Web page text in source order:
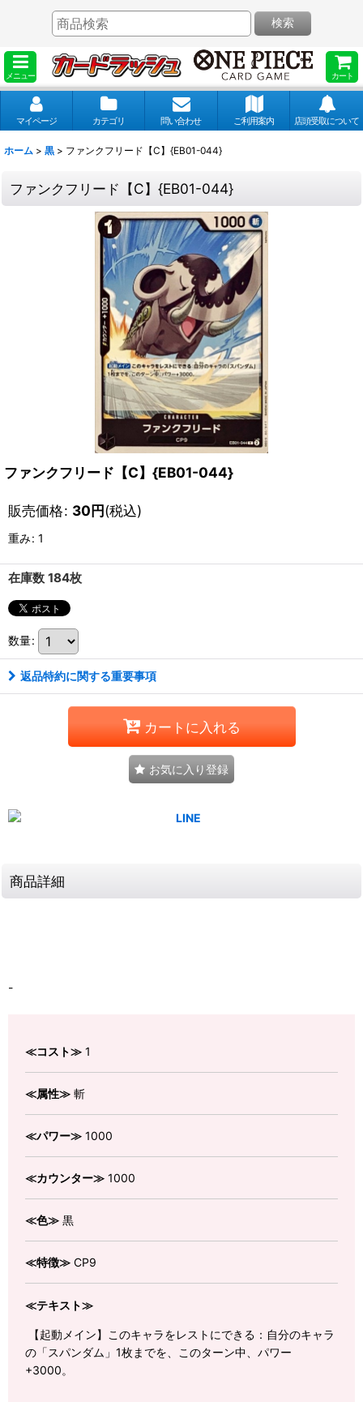
メニュー カート
検索
マイページ カテゴリ 問い合わせ ご利用案内 店頭受取について
ホーム > 黒 > ファンクフリード【C】{EB01-044}
ファンクフリード【C】{EB01-044}
ファンクフリード【C】{EB01-044}
販売価格: 30円(税込)
重み: 1
在庫数 184枚
数量:
返品特約に関する重要事項
カートに入れる
お気に入り登録
商品詳細
-
≪コスト≫ 1
≪属性≫ 斬
≪パワー≫ 1000
≪カウンター≫ 1000
≪色≫ 黒
≪特徴≫ CP9
≪テキスト≫
【起動メイン】このキャラをレストにできる：自分のキャラ
の「スパンダム」1枚までを、このターン中、パワー
+3000。